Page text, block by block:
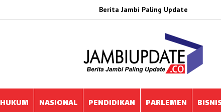
Berita Jambi Paling Update
HUKUM NASIONAL PENDIDIKAN PARLEMEN